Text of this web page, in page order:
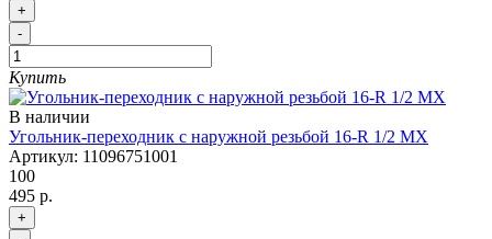
+
-
Купить
В наличии
Угольник-переходник с наружной резьбой 16-R 1/2 MX
Артикул: 11096751001
100
495 р.
+